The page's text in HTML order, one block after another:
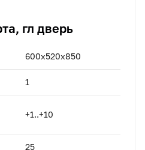
гл дверь
600х520х850
1
+1..+10
25